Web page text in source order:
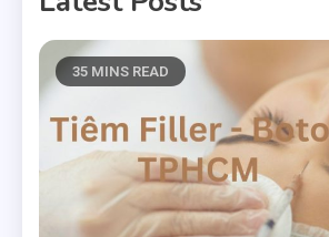
35 MINS READ